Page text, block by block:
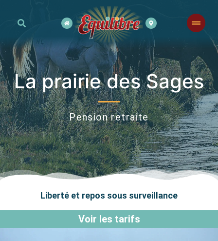
La prairie des Sages
Pension retraite
Liberté et repos sous surveillance
Voir les tarifs